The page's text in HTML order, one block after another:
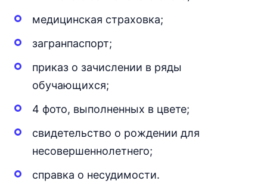
медицинская страховка;
загранпаспорт;
приказ о зачислении в ряды
обучающихся;
4 фото, выполненных в цвете;
свидетельство о рождении для
несовершеннолетнего;
справка о несудимости.